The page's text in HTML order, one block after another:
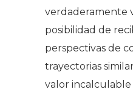
verdaderamente
posibilidad de
perspectivas de
trayectorias
valor incalculable